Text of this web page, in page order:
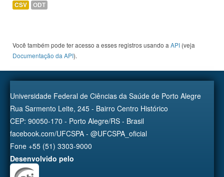
CSV ODT
Você também pode ter acesso a esses registros usando a API (veja
Documentação da API).
Universidade Federal de Ciências da Saúde de Porto Alegre
Rua Sarmento Leite, 245 - Bairro Centro Histórico
CEP: 90050-170 - Porto Alegre/RS - Brasil
facebook.com/UFCSPA - @UFCSPA_oficial
Fone +55 (51) 3303-9000
Desenvolvido pelo